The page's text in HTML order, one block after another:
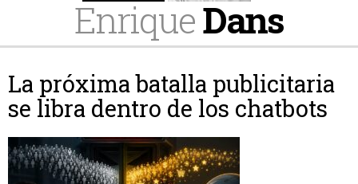
EnriqueDans
La próxima batalla publicitaria
se libra dentro de los chatbots